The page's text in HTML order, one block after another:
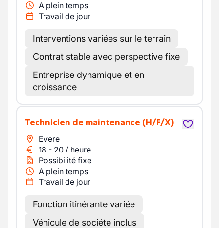
A plein temps
Travail de jour
Interventions variées sur le terrain
Contrat stable avec perspective fixe
Entreprise dynamique et en
croissance
Technicien de maintenance (H/F/X)
Evere
18 - 20 / heure
Possibilité fixe
A plein temps
Travail de jour
Fonction itinérante variée
Véhicule de société inclus